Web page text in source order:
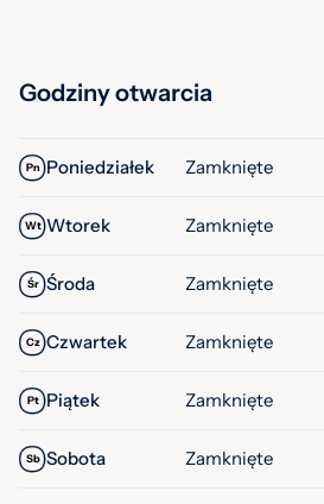
Godziny otwarcia
Pn Poniedziałek Zamknięte
Wt Wtorek Zamknięte
Śr Środa Zamknięte
Cz Czwartek Zamknięte
Pt Piątek Zamknięte
Sb Sobota Zamknięte